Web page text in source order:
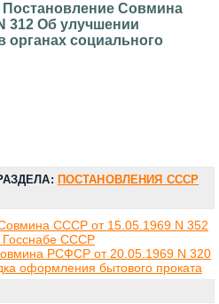
Постановление Совмина
312 Об улучшении
органах социального
ПОСТАНОВЛЕНИЯ СССР
СССР от 15.05.1969 N 352
СССР
РСФСР от 20.05.1969 N 320
оформления бытового проката